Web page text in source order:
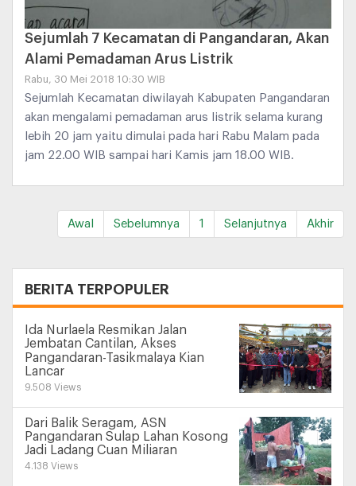
Sejumlah 7 Kecamatan di Pangandaran, Akan
Alami Pemadaman Arus Listrik
Rabu, 30 Mei 2018 10:30 WIB
Sejumlah Kecamatan diwilayah Kabupaten Pangandaran
akan mengalami pemadaman arus listrik selama kurang
lebih 20 jam yaitu dimulai pada hari Rabu Malam pada
jam 22.00 WIB sampai hari Kamis jam 18.00 WIB.
Awal Sebelumnya 1 Selanjutnya Akhir
BERITA TERPOPULER
Ida Nurlaela Resmikan Jalan
Jembatan Cantilan, Akses
Pangandaran-Tasikmalaya Kian
Lancar
9.508 Views
Dari Balik Seragam, ASN
Pangandaran Sulap Lahan Kosong
Jadi Ladang Cuan Miliaran
4.138 Views